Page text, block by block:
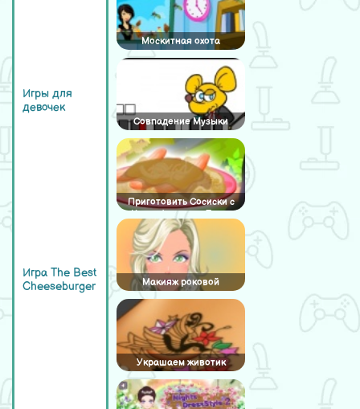
Игры для
девочек
Игра The Best
Cheeseburger
Москитная охота
Совпадение Музыки
Приготовить Сосиски с
Картофельным Пюре
Макияж роковой
женщины
Украшаем животик